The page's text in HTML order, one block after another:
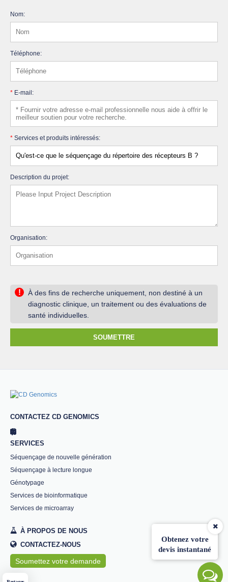
Obtenez votre
devis instantané
Nom:
Téléphone:
* E-mail:
* Services et produits intéressés:
Description du projet:
Organisation:
!
À des fins de recherche uniquement, non destiné à un
diagnostic clinique, un traitement ou des évaluations de
santé individuelles.
SOUMETTRE
CONTACTEZ CD GENOMICS
SERVICES
Séquençage de nouvelle génération
Séquençage à lecture longue
Génotypage
Services de bioinformatique
Services de microarray
À PROPOS DE NOUS
CONTACTEZ-NOUS
Soumettez votre demande